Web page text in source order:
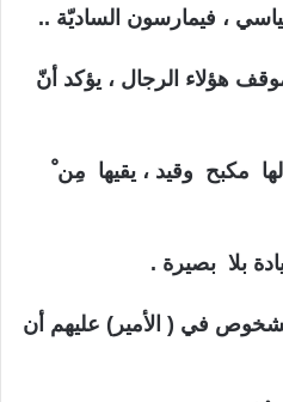
، فيمارسون الساديّة ..
هؤلاء الرجال ، يؤكد أنّ
لها مكبح وقيد ، يقيها مِن
بلا بصيرة .
في ( الأمير) عليهم أن